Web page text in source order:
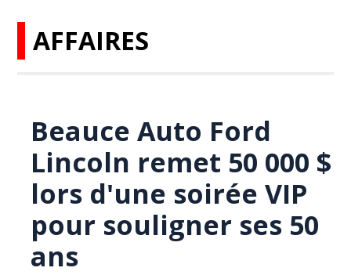
AFFAIRES
Beauce Auto Ford
Lincoln remet 50 000 $
lors d'une soirée VIP
pour souligner ses 50
ans